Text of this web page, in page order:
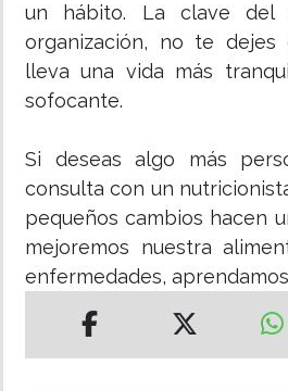
un hábito. La clave
organización, no te dejes
lleva una vida más
sofocante.
Si deseas algo más
consulta con un
pequeños cambios hacen
mejoremos nuestra
enfermedades,